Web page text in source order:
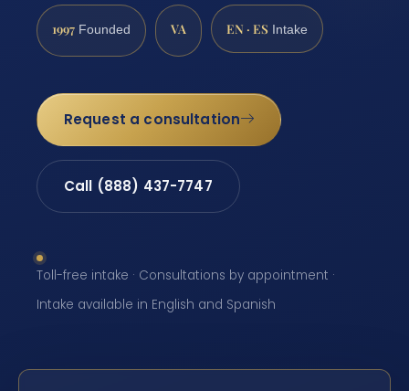
1997 Founded VA EN · ES Intake
Request a consultation
Call (888) 437-7747
Toll-free intake · Consultations by appointment ·
Intake available in English and Spanish